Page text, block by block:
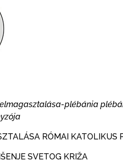
plébánia
RÓMAI KATOLIKUS
SVETOG KRIŽA